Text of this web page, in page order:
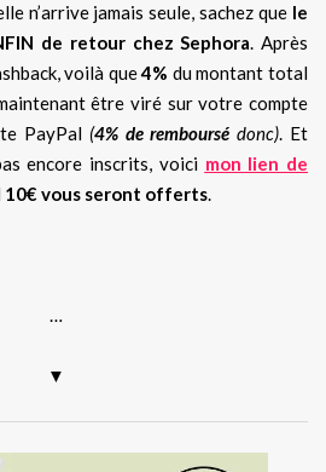
n’arrive jamais seule, sachez que le
de retour chez Sephora. Après
voilà que4% du montant total
être viré sur votre compte
PayPal (4% de remboursé donc). Et
encore inscrits, voici mon lien de
10€ vous seront offerts.
…
▼